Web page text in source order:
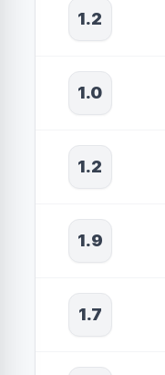
1.2
1.0
1.2
1.9
1.7